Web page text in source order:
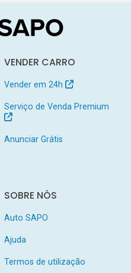
VENDER CARRO
Vender em 24h
Serviço de Venda Premium
Anunciar Grátis
SOBRE NÓS
Auto SAPO
Ajuda
Termos de utilização